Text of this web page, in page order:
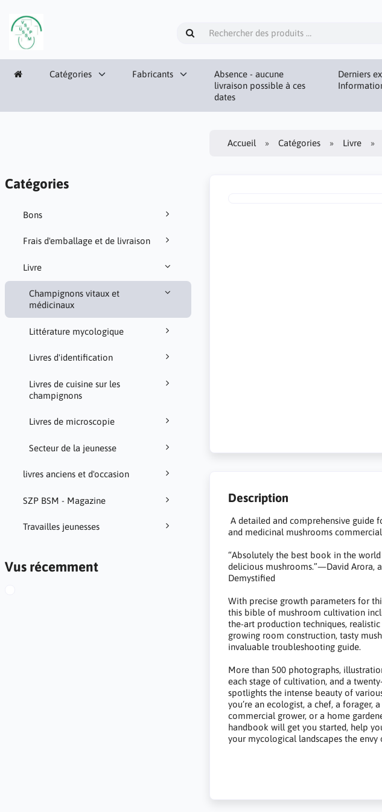
Catégories Fabricants
Absence - aucune
livraison possible à ces
dates
Derniers
Catégories
Bons
Frais d'emballage et de livraison
Livre
Champignons vitaux et
médicinaux
Littérature mycologique
Livres d'identification
Livres de cuisine sur les
champignons
Livres de microscopie
Secteur de la jeunesse
livres anciens et d'occasion
SZP BSM - Magazine
Travailles jeunesses
Vus récemment
Accueil Catégories Livre
Description
A detailed and comprehensive guide
and medicinal mushrooms
“Absolutely the best book in the
delicious mushrooms.”—David Arora,
Demystified
With precise growth parameters for
this bible of mushroom cultivation
the-art production techniques,
growing room construction, tasty
invaluable troubleshooting guide.
More than 500 photographs,
each stage of cultivation, and a
spotlights the intense beauty of
you’re an ecologist, a chef, a forager,
commercial grower, or a home
handbook will get you started, help
your mycological landscapes the